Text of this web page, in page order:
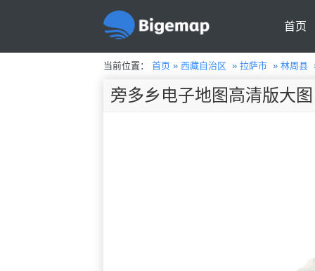
首页
当前位置： 首页» 西藏自治区 » 拉萨市» 林周县
旁多乡电子地图高清版大图